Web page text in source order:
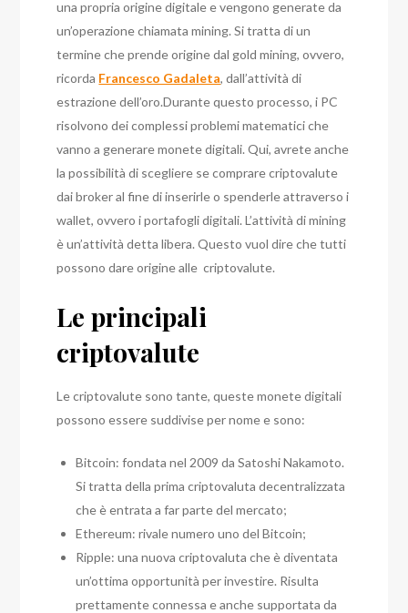
una propria origine digitale e vengono generate da
un’operazione chiamata mining. Si tratta di un
termine che prende origine dal gold mining, ovvero,
ricorda Francesco Gadaleta, dall’attività di
estrazione dell’oro.Durante questo processo, i PC
risolvono dei complessi problemi matematici che
vanno a generare monete digitali. Qui, avrete anche
la possibilità di scegliere se comprare criptovalute
dai broker al fine di inserirle o spenderle attraverso i
wallet, ovvero i portafogli digitali.L’attività di mining
è un’attività detta libera. Questo vuol dire che tutti
possono dare origine alle criptovalute.
Le principali
criptovalute
Le criptovalute sono tante, queste monete digitali
possono essere suddivise per nome e sono:
Bitcoin: fondata nel 2009 da Satoshi Nakamoto.
Si tratta della prima criptovaluta decentralizzata
che è entrata a far parte del mercato;
Ethereum: rivale numero uno del Bitcoin;
Ripple: una nuova criptovaluta che è diventata
un’ottima opportunità per investire. Risulta
prettamente connessa e anche supportata da